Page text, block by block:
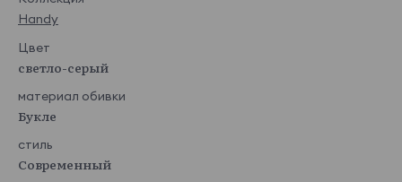
Handy
Цвет
светло-серый
материал обивки
Букле
стиль
Современный